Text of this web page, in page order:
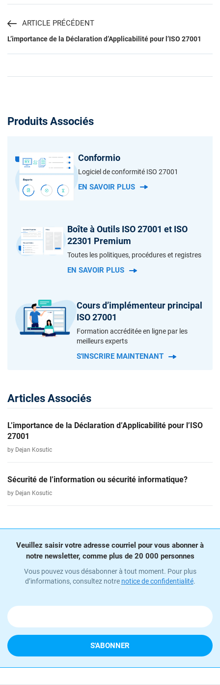
ARTICLE PRÉCÉDENT
L’importance de la Déclaration d’Applicabilité pour l’ISO 27001
Produits Associés
Conformio
Logiciel de conformité ISO 27001
EN SAVOIR PLUS
Boîte à Outils ISO 27001 et ISO
22301 Premium
Toutes les politiques, procédures et registres
EN SAVOIR PLUS
Cours d’implémenteur principal
ISO 27001
Formation accréditée en ligne par les
meilleurs experts
S'INSCRIRE MAINTENANT
Articles Associés
L’importance de la Déclaration d’Applicabilité pour l’ISO
27001
by Dejan Kosutic
Sécurité de l’information ou sécurité informatique?
by Dejan Kosutic
Veuillez saisir votre adresse courriel pour vous abonner à
notre newsletter, comme plus de 20 000 personnes
Vous pouvez vous désabonner à tout moment. Pour plus
d’informations, consultez notre notice de confidentialité.